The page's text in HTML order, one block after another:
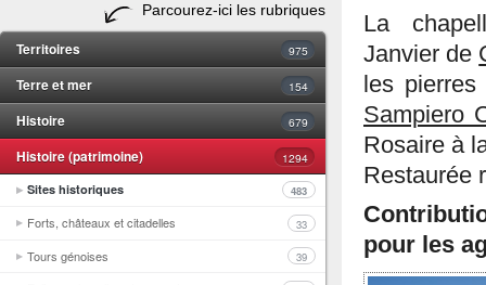
Parcourez-ici les rubriques
Territoires 975
Terre et mer 154
Histoire 679
Histoire (patrimoine)
1294
Sites historiques
483
Forts, châteaux et citadelles 33
Tours génoises 39
La
Janvier de
les
Sampiero
Rosaire à
Restaurée
pour les